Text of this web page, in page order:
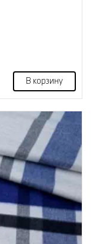
В корзину